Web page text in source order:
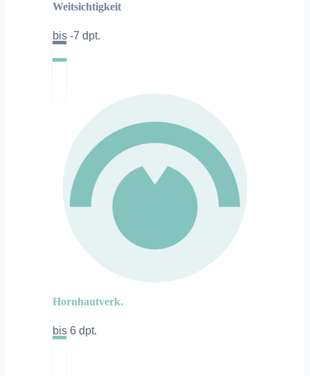
Weitsichtigkeit
bis -7 dpt.
Hornhautverk.
bis 6 dpt.